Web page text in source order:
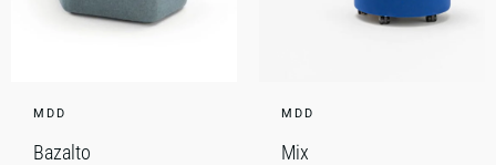
MDD
Bazalto
MDD
Mix